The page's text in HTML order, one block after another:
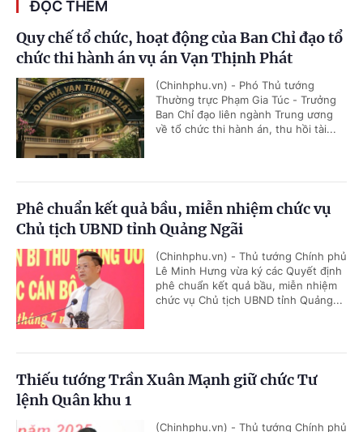
ĐỌC THÊM
Quy chế tổ chức, hoạt động của Ban Chỉ đạo tổ
chức thi hành án vụ án Vạn Thịnh Phát
(Chinhphu.vn) - Phó Thủ tướng
Thường trực Phạm Gia Túc - Trưởng
Ban Chỉ đạo liên ngành Trung ương
về tổ chức thi hành án, thu hồi tài...
Phê chuẩn kết quả bầu, miễn nhiệm chức vụ
Chủ tịch UBND tỉnh Quảng Ngãi
(Chinhphu.vn) - Thủ tướng Chính phủ
Lê Minh Hưng vừa ký các Quyết định
phê chuẩn kết quả bầu, miễn nhiệm
chức vụ Chủ tịch UBND tỉnh Quảng...
Thiếu tướng Trần Xuân Mạnh giữ chức Tư
lệnh Quân khu 1
(Chinhphu.vn) - Thủ tướng Chính phủ